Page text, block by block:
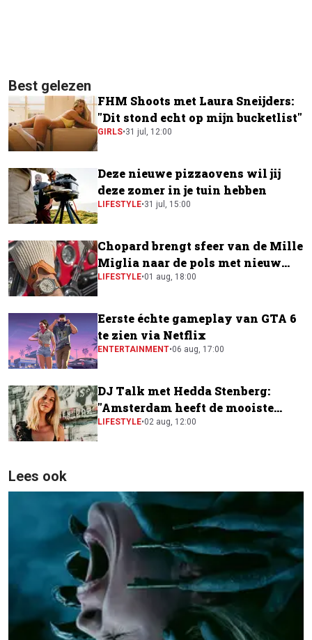
Best gelezen
FHM Shoots met Laura Sneijders:
"Dit stond echt op mijn bucketlist"
GIRLS•31 jul, 12:00
Deze nieuwe pizzaovens wil jij
deze zomer in je tuin hebben
LIFESTYLE•31 jul, 15:00
Chopard brengt sfeer van de Mille
Miglia naar de pols met nieuw
horloge
LIFESTYLE•01 aug, 18:00
Eerste échte gameplay van GTA 6
te zien via Netflix
ENTERTAINMENT•06 aug, 17:00
DJ Talk met Hedda Stenberg:
"Amsterdam heeft de mooiste
festivalscene van Europa"
LIFESTYLE•02 aug, 12:00
Lees ook